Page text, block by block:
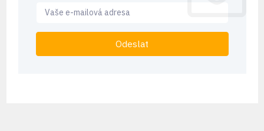
Odeslat